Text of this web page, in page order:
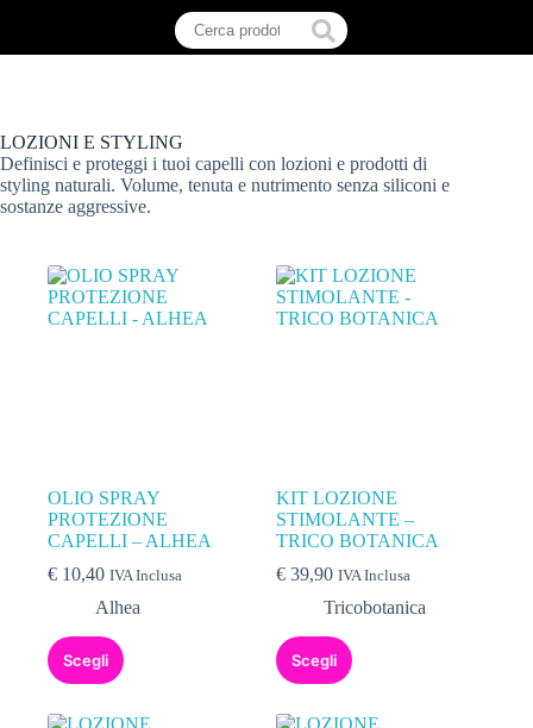
LOZIONI E STYLING
Definisci e proteggi i tuoi capelli con lozioni e prodotti di
styling naturali. Volume, tenuta e nutrimento senza siliconi e
sostanze aggressive.
OLIO SPRAY
PROTEZIONE
CAPELLI – ALHEA
€ 10,40 IVA Inclusa
Alhea
Scegli
KIT LOZIONE
STIMOLANTE –
TRICO BOTANICA
€ 39,90 IVA Inclusa
Tricobotanica
Scegli